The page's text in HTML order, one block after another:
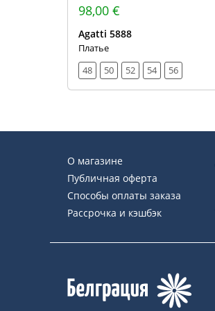
98,00 €
Agatti 5888
Платье
48
50 52 54 56
О магазине
Публичная оферта
Способы оплаты заказа
Рассрочка и кэшбэк